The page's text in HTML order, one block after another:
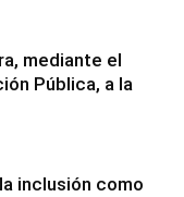
mediante el
Pública, a la
inclusión como